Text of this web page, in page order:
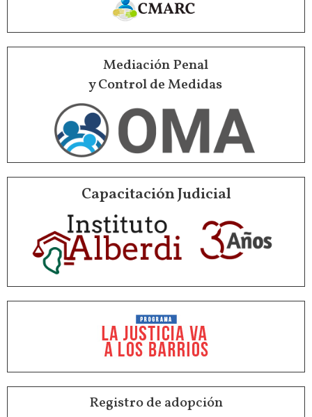
Mediación Penal
y Control de Medidas
Capacitación Judicial
Registro de adopción